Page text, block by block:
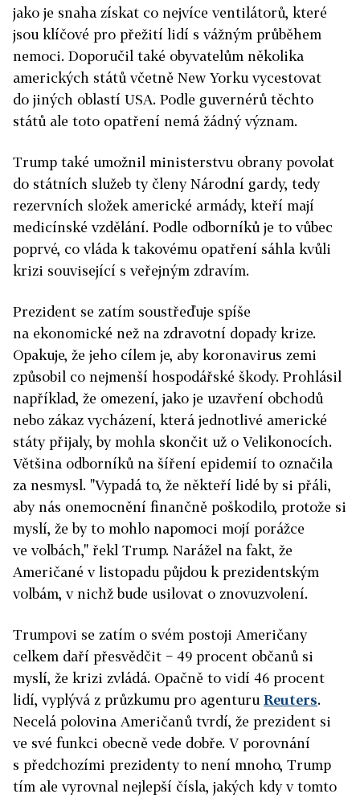
jako je snaha získat co nejvíce ventilátorů, které
jsou klíčové pro přežití lidí s vážným průběhem
nemoci. Doporučil také obyvatelům několika
amerických států včetně New Yorku vycestovat
do jiných oblastí USA. Podle guvernérů těchto
států ale toto opatření nemá žádný význam.
Trump také umožnil ministerstvu obrany povolat
do státních služeb ty členy Národní gardy, tedy
rezervních složek americké armády, kteří mají
medicínské vzdělání. Podle odborníků je to vůbec
poprvé, co vláda k takovému opatření sáhla kvůli
krizi související s veřejným zdravím.
Prezident se zatím soustřeďuje spíše
na ekonomické než na zdravotní dopady krize.
Opakuje, že jeho cílem je, aby koronavirus zemi
způsobil co nejmenší hospodářské škody. Prohlásil
například, že omezení, jako je uzavření obchodů
nebo zákaz vycházení, která jednotlivé americké
státy přijaly, by mohla skončit už o Velikonocích.
Většina odborníků na šíření epidemií to označila
za nesmysl. "Vypadá to, že někteří lidé by si přáli,
aby nás onemocnění finančně poškodilo, protože si
myslí, že by to mohlo napomoci mojí porážce
ve volbách," řekl Trump. Narážel na fakt, že
Američané v listopadu půjdou k prezidentským
volbám, v nichž bude usilovat o znovuzvolení.
Trumpovi se zatím o svém postoji Američany
celkem daří přesvědčit − 49 procent občanů si
myslí, že krizi zvládá. Opačně to vidí 46 procent
lidí, vyplývá z průzkumu pro agenturu Reuters.
Necelá polovina Američanů tvrdí, že prezident si
ve své funkci obecně vede dobře. V porovnání
s předchozími prezidenty to není mnoho, Trump
tím ale vyrovnal nejlepší čísla, jakých kdy v tomto